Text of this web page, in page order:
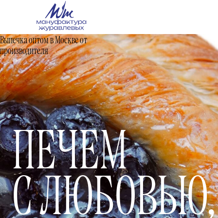
ПЕЧЕМ
С ЛЮБОВЬЮ,
ЧТОБЫ ВАШ
БИЗНЕС РОС
Выпечка оптом в Москве от
производителя